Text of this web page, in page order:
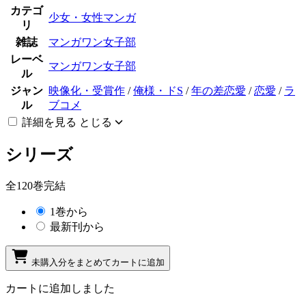
カテゴ
リ
少女・女性マンガ
雑誌
マンガワン女子部
レーベ
ル
マンガワン女子部
ジャン
ル
映像化・受賞作 /俺様・ドS /年の差恋愛 /恋愛 / ラ
ブコメ
詳細を見る とじる
シリーズ
全120巻完結
1巻から
最新刊から
未購入分をまとめてカートに追加
カートに追加しました